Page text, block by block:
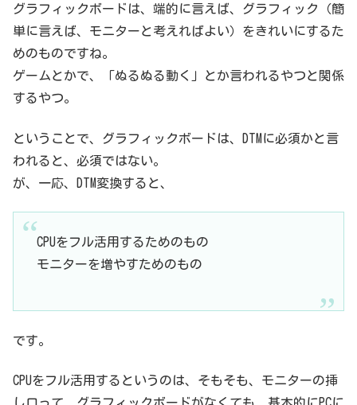
グラフィックボードは、端的に言えば、グラフィック（簡
単に言えば、モニターと考えればよい）をきれいにするた
めのものですね。
ゲームとかで、「ぬるぬる動く」とか言われるやつと関係
するやつ。
ということで、グラフィックボードは、DTMに必須かと言
われると、必須ではない。
が、一応、DTM変換すると、
CPUをフル活用するためのもの
モニターを増やすためのもの
です。
CPUをフル活用するというのは、そもそも、モニターの挿